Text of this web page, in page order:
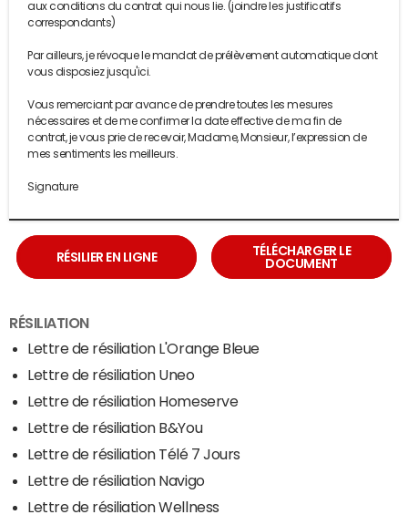
aux conditions du contrat qui nous lie. (joindre les justificatifs
correspondants)
Par ailleurs, je révoque le mandat de prélèvement automatique dont
vous disposiez jusqu'ici.
Vous remerciant par avance de prendre toutes les mesures
nécessaires et de me confirmer la date effective de ma fin de
contrat, je vous prie de recevoir, Madame, Monsieur, l’expression de
mes sentiments les meilleurs.
Signature
RÉSILIER EN LIGNE
TÉLÉCHARGER LE
DOCUMENT
RÉSILIATION
Lettre de résiliation L'Orange Bleue
Lettre de résiliation Uneo
Lettre de résiliation Homeserve
Lettre de résiliation B&You
Lettre de résiliation Télé 7 Jours
Lettre de résiliation Navigo
Lettre de résiliation Wellness